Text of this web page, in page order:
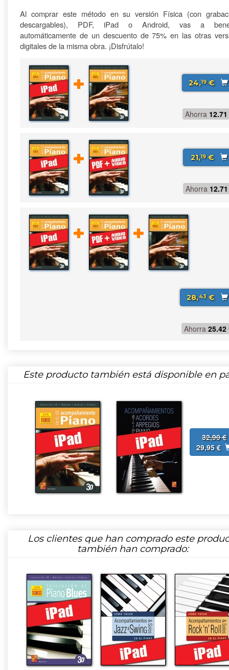
Al comprar este método en su versión Física (con
descargables), PDF, iPad o Android, vas a
automáticamente de un descuento de 75% en las otras
digitales de la misma obra. ¡Disfrútalo!
24,19€
Ahorra 12.71
21,19€
Ahorra 12.71
28,43€
Ahorra 25.42
Este producto también está disponible en
32,90 €
29,95 €
Los clientes que han comprado este
también han comprado: